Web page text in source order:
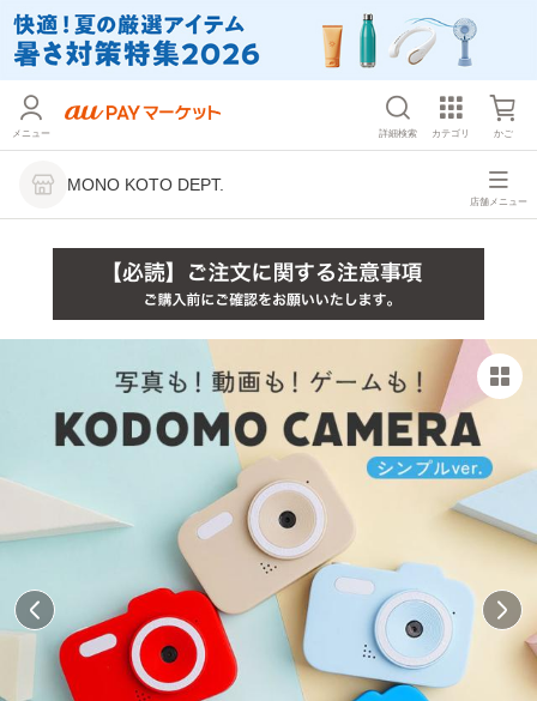
メニュー 詳細検索 カテゴリ かご
MONO KOTO DEPT.
店舗メニュー